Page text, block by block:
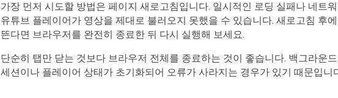
가장 먼저 시도할 방법은 페이지 새로고침입니다. 일시적인 로딩 실패나 네트
유튜브 플레이어가 영상을 제대로 불러오지 못했을 수 있습니다. 새로고침 후
뜬다면 브라우저를 완전히 종료한 뒤 다시 실행해 보세요.
단순히 탭만 닫는 것보다 브라우저 전체를 종료하는 것이 좋습니다. 백그라운
세션이나 플레이어 상태가 초기화되어 오류가 사라지는 경우가 있기 때문입니